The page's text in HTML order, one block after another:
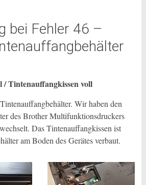
bei Fehler 46 –
/ Tintenauffangkissen voll
Wir haben den
des Brother Multifunktionsdruckers
Das Tintenauffangkissen ist
am Boden des Gerätes verbaut.